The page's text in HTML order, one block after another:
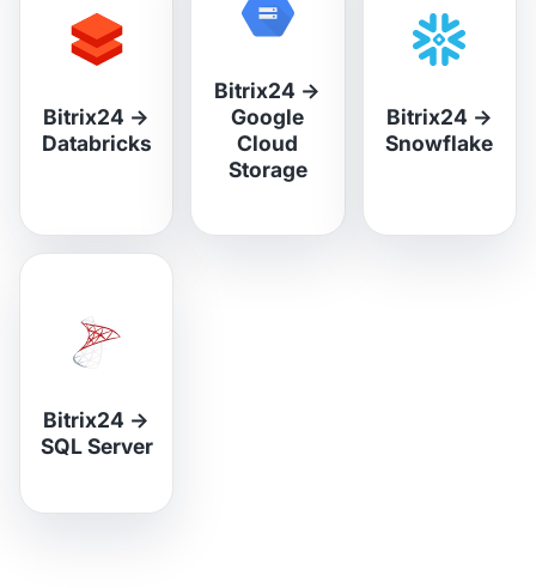
Bitrix24 →
Databricks
Bitrix24 →
Google
Cloud
Storage
Bitrix24 →
Snowflake
Bitrix24 →
SQL Server